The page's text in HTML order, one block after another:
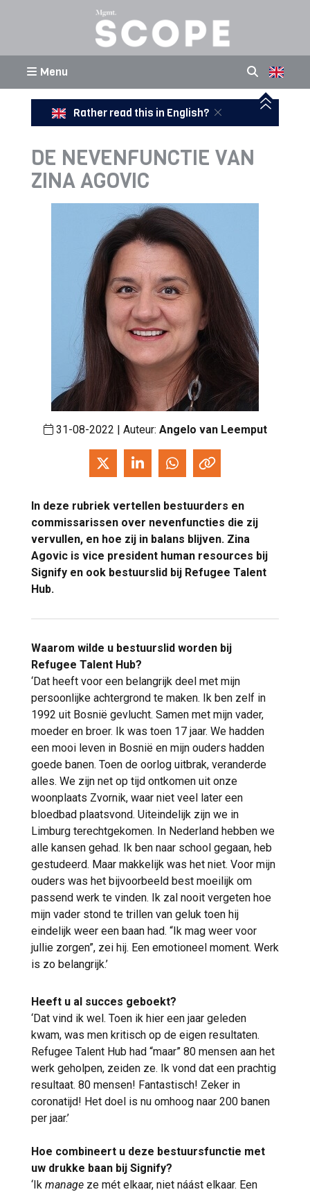
Menu
Rather read this in English?
DE NEVENFUNCTIE VAN
ZINA AGOVIC
31-08-2022 | Auteur: Angelo van Leemput
In deze rubriek vertellen bestuurders en
commissarissen over nevenfuncties die zij
vervullen, en hoe zij in balans blijven. Zina
Agovic is vice president human resources bij
Signify en ook bestuurslid bij Refugee Talent
Hub.
Waarom wilde u bestuurslid worden bij
Refugee Talent Hub?
‘Dat heeft voor een belangrijk deel met mijn
persoonlijke achtergrond te maken. Ik ben zelf in
1992 uit Bosnië gevlucht. Samen met mijn vader,
moeder en broer. Ik was toen 17 jaar. We hadden
een mooi leven in Bosnië en mijn ouders hadden
goede banen. Toen de oorlog uitbrak, veranderde
alles. We zijn net op tijd ontkomen uit onze
woonplaats Zvornik, waar niet veel later een
bloedbad plaatsvond. Uiteindelijk zijn we in
Limburg terechtgekomen. In Nederland hebben we
alle kansen gehad. Ik ben naar school gegaan, heb
gestudeerd. Maar makkelijk was het niet. Voor mijn
ouders was het bijvoorbeeld best moeilijk om
passend werk te vinden. Ik zal nooit vergeten hoe
mijn vader stond te trillen van geluk toen hij
eindelijk weer een baan had. “Ik mag weer voor
jullie zorgen”, zei hij. Een emotioneel moment. Werk
is zo belangrijk.’
Heeft u al succes geboekt?
‘Dat vind ik wel. Toen ik hier een jaar geleden
kwam, was men kritisch op de eigen resultaten.
Refugee Talent Hub had “maar” 80 mensen aan het
werk geholpen, zeiden ze. Ik vond dat een prachtig
resultaat. 80 mensen! Fantastisch! Zeker in
coronatijd! Het doel is nu omhoog naar 200 banen
per jaar.’
Hoe combineert u deze bestuursfunctie met
uw drukke baan bij Signify?
‘Ik manage ze mét elkaar, niet náást elkaar. Een